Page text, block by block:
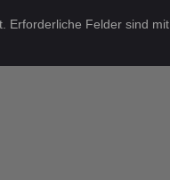
Erforderliche Felder sind mit